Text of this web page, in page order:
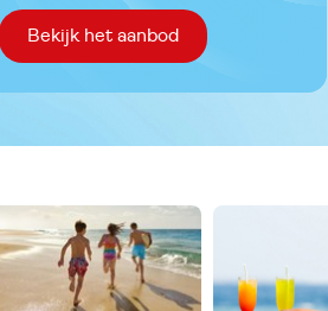
Bekijk het aanbod